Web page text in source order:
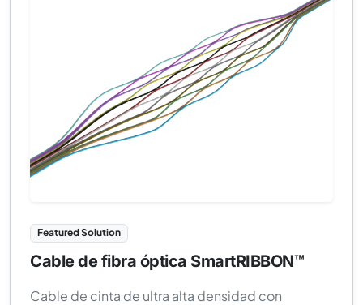
Featured Solution
Cable de fibra óptica SmartRIBBON™
Cable de cinta de ultra alta densidad con